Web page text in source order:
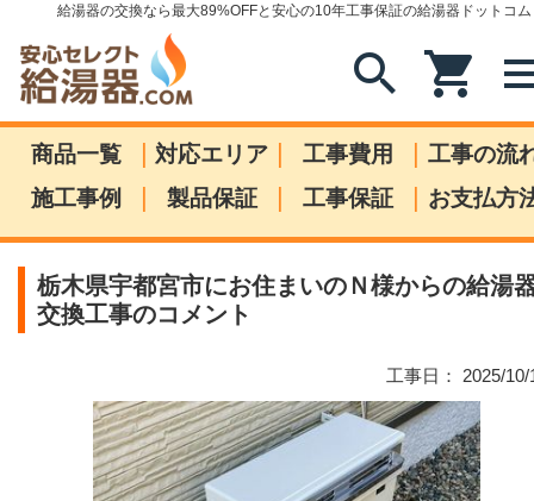
給湯器の交換なら最大89%OFFと安心の10年工事保証の給湯器ドットコム
search shopping_cart
商品一覧 | 対応エリア | 工事費用 | 工事の流
施工事例
| 製品保証 | 工事保証 | お支払方
栃木県宇都宮市にお住まいのＮ様からの給湯
交換工事のコメント
工事日： 2025/10/